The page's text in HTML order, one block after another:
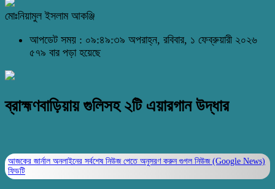
মোঃনিয়ামুল ইসলাম আকঞ্জি
আপডেট সময় : ০৯:৪৯:৩৯ অপরাহ্ন, রবিবার, ১ ফেব্রুয়ারী ২০২৬
৫৭৯ বার পড়া হয়েছে
ব্রাহ্মণবাড়িয়ায় গুলিসহ ২টি এয়ারগান উদ্ধার
আজকের জার্নাল অনলাইনের সর্বশেষ নিউজ পেতে অনুসরণ করুন গুগল নিউজ (Google News)
ফিডটি